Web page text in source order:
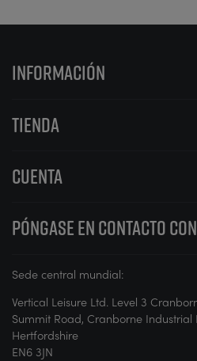
INFORMACIÓN
TIENDA
CUENTA
PÓNGASE EN CONTACTO CON
Sede central mundial:
Vertical Leisure Ltd. Level 3
Summit Road, Cranborne Industrial
Hertfordshire
EN6 3JN